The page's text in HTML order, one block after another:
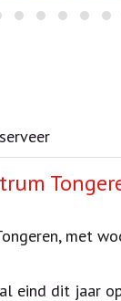
met
eind dit jaar